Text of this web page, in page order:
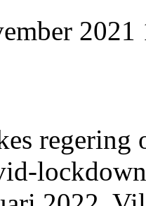
2021
regering